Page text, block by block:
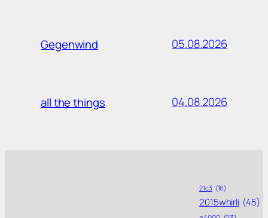
Gegenwind 05.08.2026
all the things 04.08.2026
21c3 (16)
2015whirli (45)